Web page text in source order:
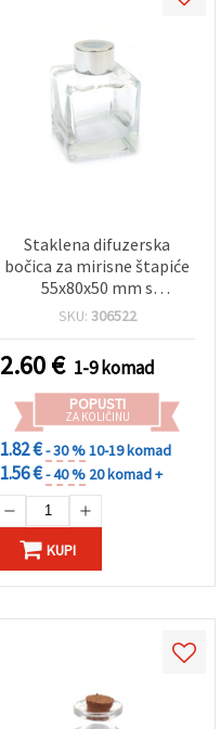
Staklena difuzerska
bočica za mirisne štapiće
55x80x50 mm s
plastičnim čepom
SKU: 306522
2.60€ 1-9 komad
POPUSTI
ZA KOLIČINU
1.82 €- 30 %10-19 komad
1.56 €- 40 % 20 komad +
KUPI